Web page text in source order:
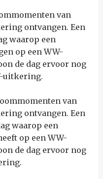
van
ontvangen. Een
waarop een
op een WW-
de dag ervoor nog
uitkering.
van
ontvangen. Een
waarop een
op een WW-
de dag ervoor nog